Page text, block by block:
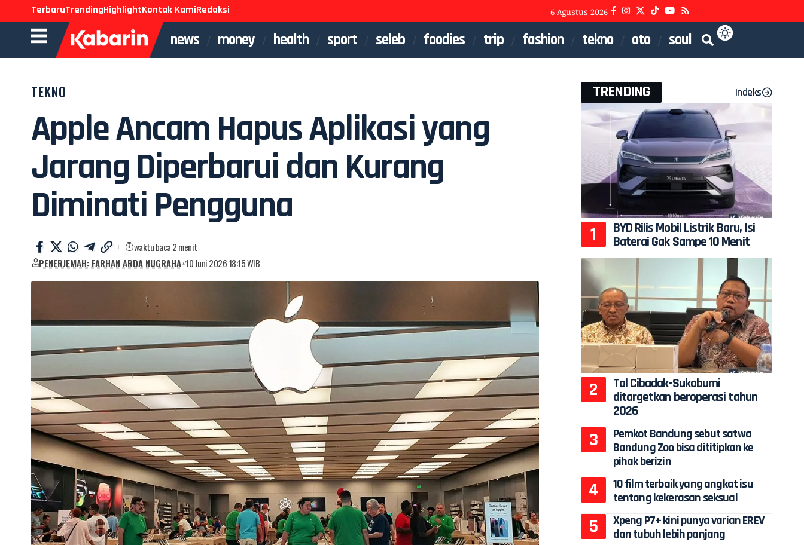
TerbaruTrendingHighlightKontak KamiRedaksi 6 Agustus 2026
news money health sport seleb foodies trip fashion tekno oto soul
TEKNO
Apple Ancam Hapus Aplikasi yang
Jarang Diperbarui dan Kurang
Diminati Pengguna
PENERJEMAH: FARHAN ARDA NUGRAHA 10 Juni 2026 18:15 WIB
waktu baca 2 menit
TRENDING Indeks
BYD Rilis Mobil Listrik Baru, Isi
Baterai Gak Sampe 10 Menit
Tol Cibadak-Sukabumi
ditargetkan beroperasi tahun
2026
Pemkot Bandung sebut satwa
Bandung Zoo bisa dititipkan ke
pihak berizin
10 film terbaik yang angkat isu
tentang kekerasan seksual
Xpeng P7+ kini punya varian EREV
dan tubuh lebih panjang